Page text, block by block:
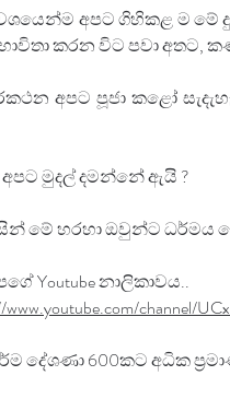
අපට ගිහිකළ ම මේ
කරන විට පවා
අප⁣ට පූජා කළෝ
මුදල් දමන්නේ ඇයි ?
මේ හරහා ඔවුන්ට ධර්මය
Youtube නාලිකාවය..
www.youtube.com/channel/
දේශණා 600කට අධික